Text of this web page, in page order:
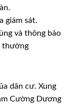
giám sát.
và thông báo
thường
dân cư. Xung
Cường Dương